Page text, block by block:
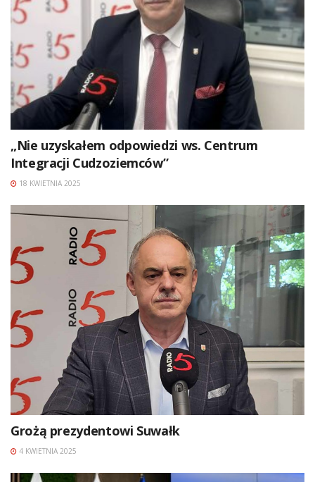
„Nie uzyskałem odpowiedzi ws. Centrum
Integracji Cudzoziemców”
18 KWIETNIA 2025
Grożą prezydentowi Suwałk
4 KWIETNIA 2025